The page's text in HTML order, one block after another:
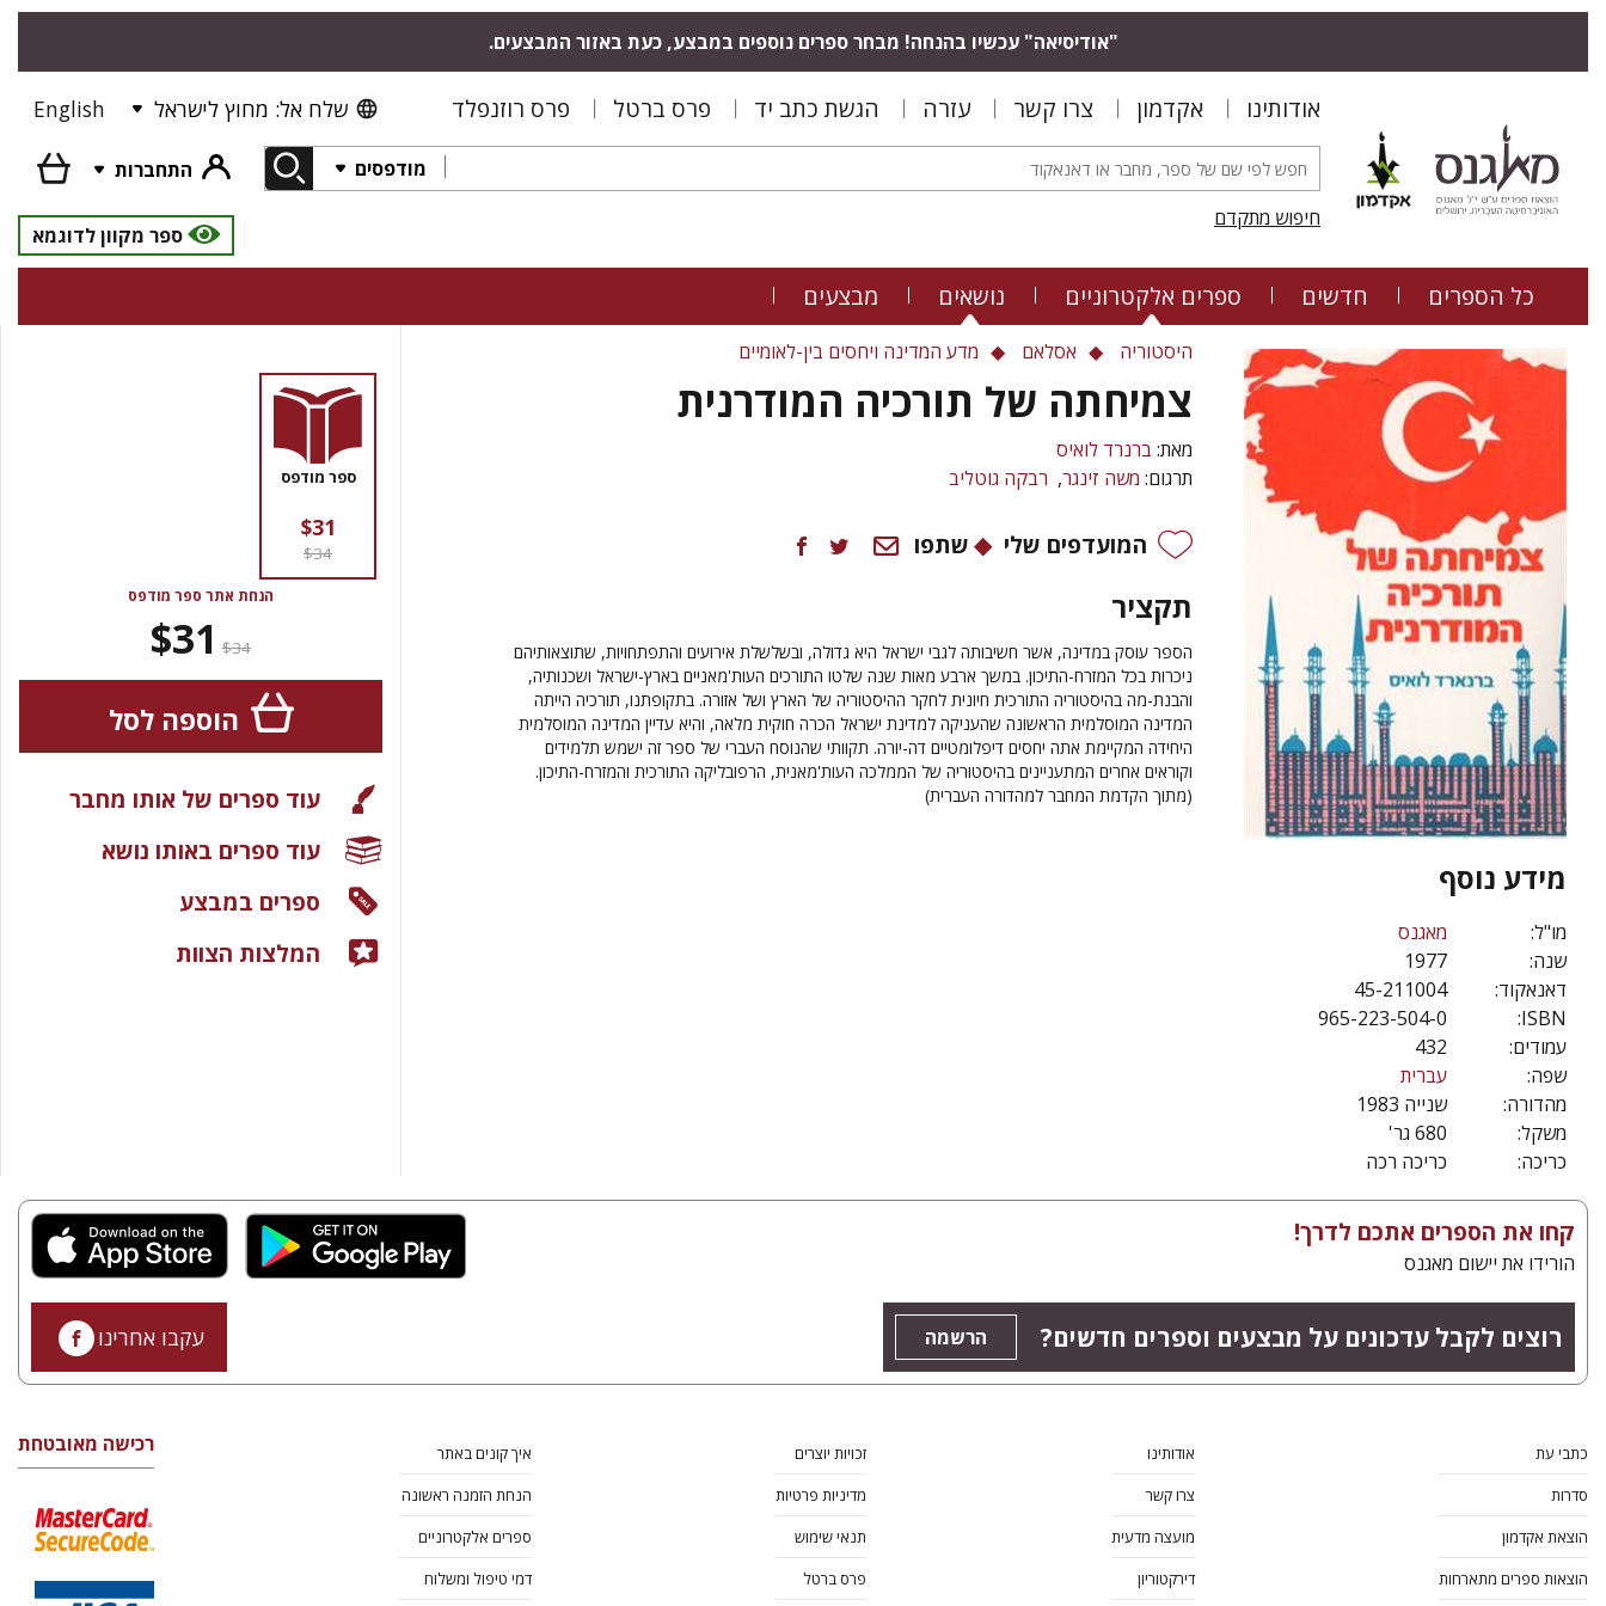
"אודיסיאה" עכשיו בהנחה! מבחר ספרים נוספים במבצע, כעת באזור המבצעים.
אודותינו אקדמון צרו קשר עזרה הגשת כתב יד פרס ברטל פרס רוזנפלד שלח אל: מחוץ לישראל English
מודפסים
התחברות
חיפוש מתקדם
ספר מקוון לדוגמא
כל הספרים חדשים ספרים אלקטרוניים נושאים מבצעים
מידע נוסף
מו"ל:
מאגנס
שנה:
1977
דאנאקוד:
45-211004
ISBN:
965-223-504-0
עמודים:
432
שפה:
עברית
מהדורה:
שנייה 1983
משקל:
680 גר'
כריכה:
כריכה רכה
היסטוריה אסלאם מדע המדינה ויחסים בין-לאומיים
צמיחתה של תורכיה המודרנית
מאת: ברנרד לואיס
תרגום: משה זינגר רבקה גוטליב
המועדפים שלי שתפו
תקציר
הספר עוסק במדינה, אשר חשיבותה לגבי ישראל היא גדולה, ובשלשלת אירועים והתפתחויות, שתוצאותיהם
ניכרות בכל המזרח-התיכון. במשך ארבע מאות שנה שלטו התורכים העות'מאניים בארץ-ישראל ושכנותיה,
והבנת-מה בהיסטוריה התורכית חיונית לחקר ההיסטוריה של הארץ ושל אזורה. בתקופתנו, תורכיה הייתה
המדינה המוסלמית הראשונה שהעניקה למדינת ישראל הכרה חוקית מלאה, והיא עדיין המדינה המוסלמית
היחידה המקיימת אתה יחסים דיפלומטיים דה-יורה. תקוותי שהנוסח העברי של ספר זה ישמש תלמידים
וקוראים אחרים המתעניינים בהיסטוריה של הממלכה העות'מאנית, הרפובליקה התורכית והמזרח-התיכון.
(מתוך הקדמת המחבר למהדורה העברית)
ספר מודפס
$31
$34
הנחת אתר ספר מודפס
$34
$31
הוספה לסל
עוד ספרים של אותו מחבר
עוד ספרים באותו נושא
ספרים במבצע
המלצות הצוות
קחו את הספרים אתכם לדרך!
הורידו את יישום מאגנס
רוצים לקבל עדכונים על מבצעים וספרים חדשים? הרשמה עקבו אחרינו
כתבי עת
סדרות
הוצאת אקדמון
הוצאות ספרים מתארחות
אודותינו
צרו קשר
מועצה מדעית
דירקטוריון
זכויות יוצרים
מדיניות פרטיות
תנאי שימוש
פרס ברטל
איך קונים באתר
הנחת הזמנה ראשונה
ספרים אלקטרוניים
דמי טיפול ומשלוח
רכישה מאובטחת